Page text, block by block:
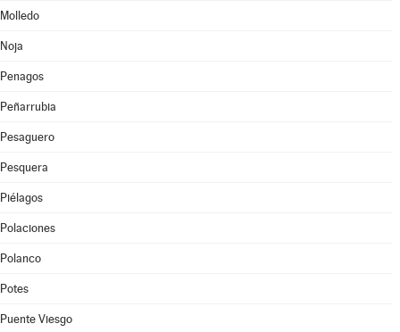
Molledo
Noja
Penagos
Peñarrubia
Pesaguero
Pesquera
Piélagos
Polaciones
Polanco
Potes
Puente Viesgo